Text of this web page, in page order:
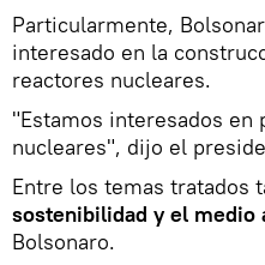
Particularmente,
interesado en la
reactores nucleares.
"Estamos interesados en
nucleares", dijo el
Entre los temas tratados
sostenibilidad y el medio
Bolsonaro.